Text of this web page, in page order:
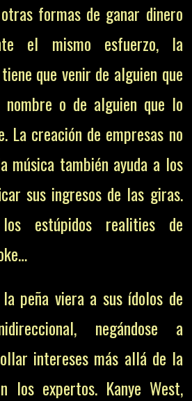
formas de ganar dinero
el mismo esfuerzo, la
que venir de alguien que
nombre o de alguien que lo
La creación de empresas no
música también ayuda a los
sus ingresos de las giras.
estúpidos realities de
peña viera a sus ídolos de
negándose a
intereses más allá de la
los expertos. Kanye West,